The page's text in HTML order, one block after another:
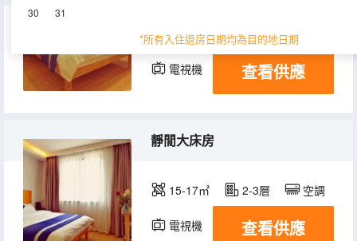
30 31
*所有入住退房日期均為目的地日期
15-18㎡ 2-3層
電視機 查看供應
靜閒大床房
15-17㎡ 2-3層 空調
電視機 查看供應